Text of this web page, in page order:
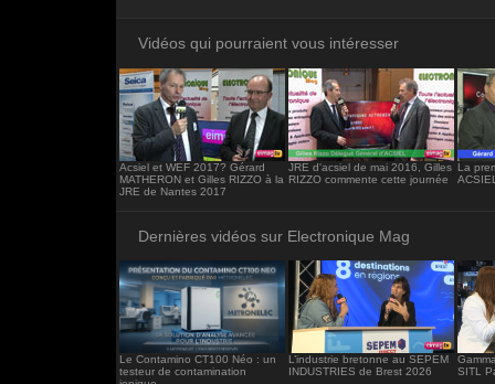
Vidéos qui pourraient vous intéresser
Acsiel et WEF 2017? Gérard
MATHERON et Gilles RIZZO à la
JRE de Nantes 2017
JRE d'acsiel de mai 2016, Gilles
RIZZO commente cette journée
La
Dernières vidéos sur Electronique Mag
Le Contamino CT100 Néo : un
testeur de contamination
L’industrie bretonne au SEPEM
INDUSTRIES de Brest 2026
SITL